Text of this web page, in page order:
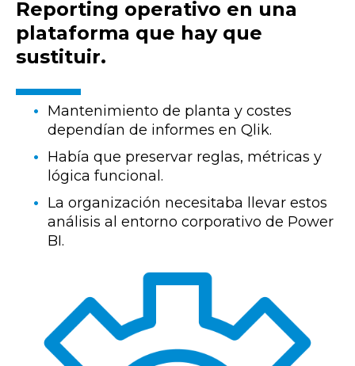
Reporting operativo en una
plataforma que hay que
sustituir.
Mantenimiento de planta y costes
dependían de informes en Qlik.
Había que preservar reglas, métricas y
lógica funcional.
La organización necesitaba llevar estos
análisis al entorno corporativo de Power
BI.